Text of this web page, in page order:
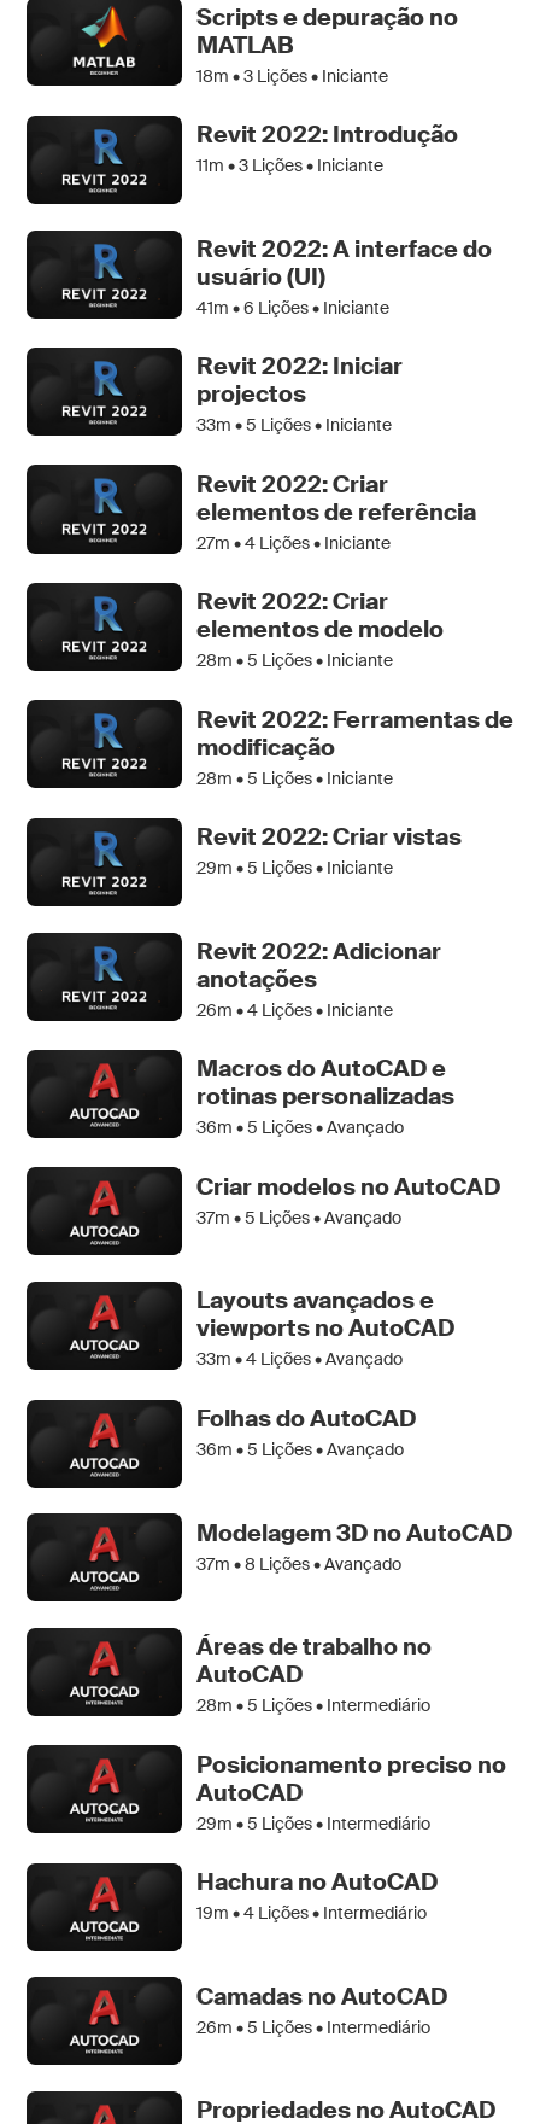
Scripts e depuração no
MATLAB
18m •3 Lições • Iniciante
Revit 2022: Introdução
11m •3 Lições • Iniciante
Revit 2022: A interface do
usuário (UI)
41m •6 Lições • Iniciante
Revit 2022: Iniciar
projectos
33m •5 Lições • Iniciante
Revit 2022: Criar
elementos de referência
27m •4 Lições • Iniciante
Revit 2022: Criar
elementos de modelo
28m •5 Lições • Iniciante
Revit 2022: Ferramentas de
modificação
28m •5 Lições • Iniciante
Revit 2022: Criar vistas
29m •5 Lições • Iniciante
Revit 2022: Adicionar
anotações
26m •4 Lições • Iniciante
Macros do AutoCAD e
rotinas personalizadas
36m •5 Lições • Avançado
Criar modelos no AutoCAD
37m •5 Lições • Avançado
Layouts avançados e
viewports no AutoCAD
33m •4 Lições • Avançado
Folhas do AutoCAD
36m •5 Lições • Avançado
Modelagem 3D no AutoCAD
37m •8 Lições • Avançado
Áreas de trabalho no
AutoCAD
28m •5 Lições • Intermediário
Posicionamento preciso no
AutoCAD
29m •5 Lições • Intermediário
Hachura no AutoCAD
19m •4 Lições • Intermediário
Camadas no AutoCAD
26m •5 Lições • Intermediário
Propriedades no AutoCAD